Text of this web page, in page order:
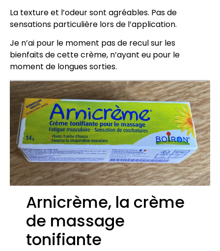
La texture et l’odeur sont agréables. Pas de
sensations particulière lors de l’application.
Je n’ai pour le moment pas de recul sur les
bienfaits de cette crème, n’ayant eu pour le
moment de longues sorties.
Arnicrème, la crème
de massage
tonifiante